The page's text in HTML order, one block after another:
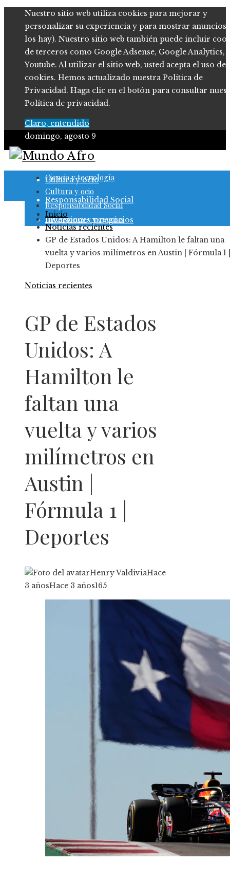
Nuestro sitio web utiliza cookies para mejorar y
personalizar su experiencia y para mostrar anuncios
los hay). Nuestro sitio web también puede incluir
de terceros como Google Adsense, Google Analytics,
Youtube. Al utilizar el sitio web, usted acepta el uso de
cookies. Hemos actualizado nuestra Política de
Privacidad. Haga clic en el botón para consultar
Política de privacidad.
Claro, entendido
domingo, agosto 9
Ciencia y tecnología
Cultura y ocio
Responsabilidad Social
Inversiones y negocios
Ciencia y tecnología
Cultura y ocio
Responsabilidad Social
Inversiones y negocios
Inicio
Noticias recientes
GP de Estados Unidos: A Hamilton le faltan una
vuelta y varios milímetros en Austin | Fórmula 1 |
Deportes
Noticias recientes
GP de Estados
Unidos: A
Hamilton le
faltan una
vuelta y varios
milímetros en
Austin |
Fórmula 1 |
Deportes
Henry ValdiviaHace
3 añosHace 3 años165